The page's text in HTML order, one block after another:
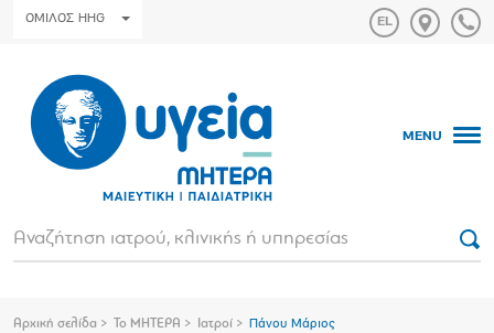
ΟΜΙΛΟΣ HHG
MENU
Αρχική σελίδα Το ΜΗΤΕΡΑ Ιατροί Πάνου Μάριος